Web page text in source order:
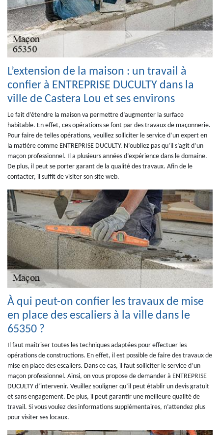
L’extension de la maison : un travail à
confier à ENTREPRISE DUCULTY dans la
ville de Castera Lou et ses environs
Le fait d’étendre la maison va permettre d’augmenter la surface
habitable. En effet, ces opérations se font par des travaux de maçonnerie.
Pour faire de telles opérations, veuillez solliciter le service d’un expert en
la matière comme ENTREPRISE DUCULTY. N’oubliez pas qu’il s’agit d’un
maçon professionnel. Il a plusieurs années d’expérience dans le domaine.
De plus, il peut se porter garant de la qualité des travaux. Afin de le
contacter, il suffit de visiter son site web.
À qui peut-on confier les travaux de mise
en place des escaliers à la ville dans le
65350 ?
Il faut maîtriser toutes les techniques adaptées pour effectuer les
opérations de constructions. En effet, il est possible de faire des travaux de
mise en place des escaliers. Dans ce cas, il faut solliciter le service d’un
maçon professionnel. Ainsi, on vous propose de demander à ENTREPRISE
DUCULTY d’intervenir. Veuillez souligner qu’il peut établir un devis gratuit
et sans engagement. De plus, il peut garantir une meilleure qualité de
travail. Si vous voulez des informations supplémentaires, n’attendez plus
pour visiter ses locaux.